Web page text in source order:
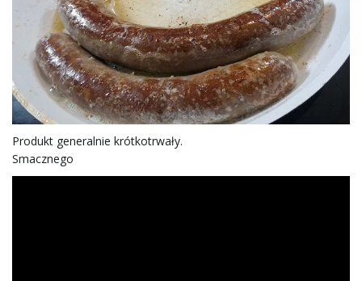
Produkt generalnie krótkotrwały.
Smacznego